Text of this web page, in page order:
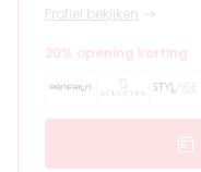
Profiel bekijken
20% opening korting